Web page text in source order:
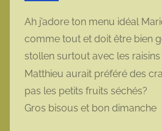
Ah j’adore ton menu idéal
comme tout et doit être bien
stollen surtout avec les
Matthieu aurait préféré des
pas les petits fruits séchés?
Gros bisous et bon dimanche